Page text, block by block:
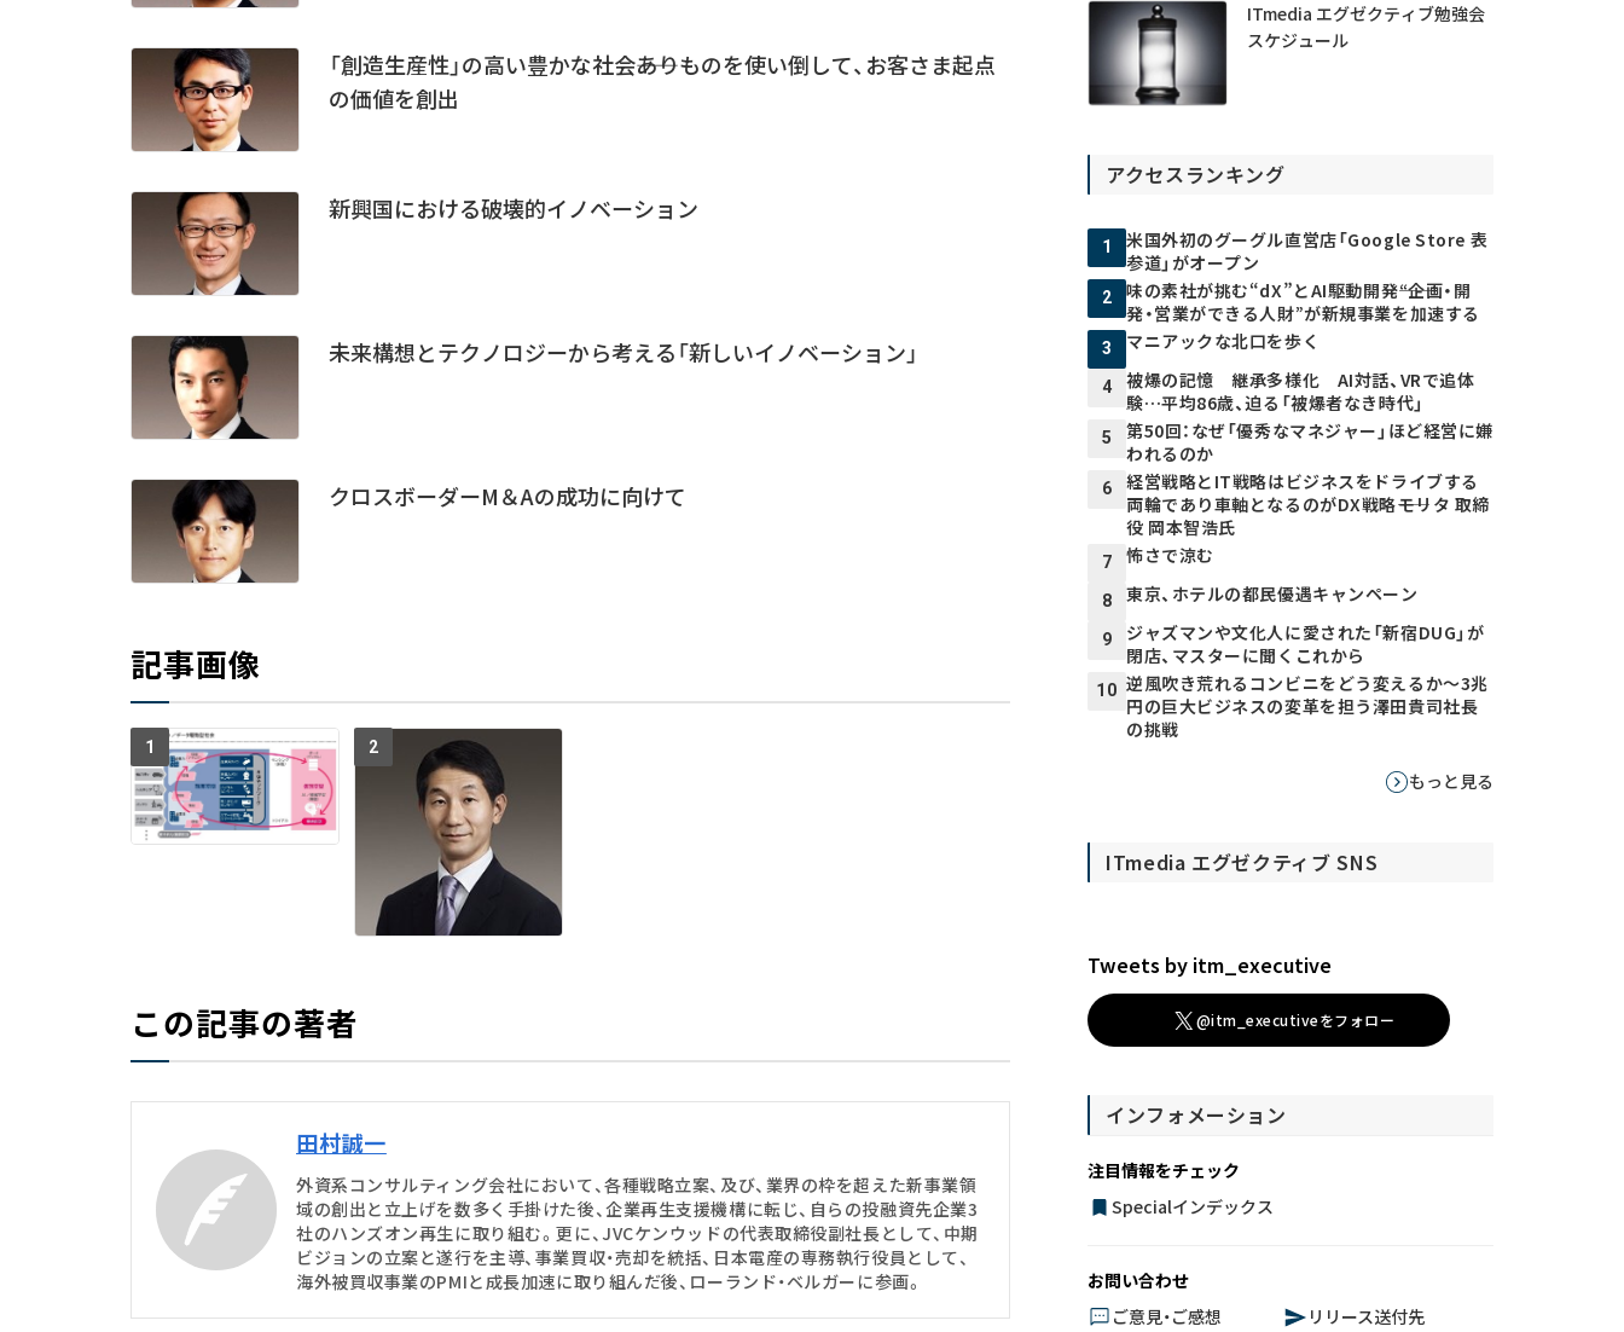
「創造生産性」の高い豊かな社会――ありものを使い倒して、お客さま起点
の価値を創出
新興国における破壊的イノベーション
未来構想とテクノロジーから考える「新しいイノベーション」
クロスボーダーM＆Aの成功に向けて
記事画像
1 2
この記事の著者
田村誠一
外資系コンサルティング会社において、各種戦略立案、及び、業界の枠を超えた新事業領
域の創出と立上げを数多く手掛けた後、企業再生支援機構に転じ、自らの投融資先企業3
社のハンズオン再生に取り組む。更に、JVCケンウッドの代表取締役副社長として、中期
ビジョンの立案と遂行を主導、事業買収・売却を統括、日本電産の専務執行役員として、
海外被買収事業のPMIと成長加速に取り組んだ後、ローランド・ベルガーに参画。
ITmedia エグゼクティブ勉強会
スケジュール
アクセスランキング
1
米国外初のグーグル直営店「Google Store 表
参道」がオープン
2
味の素社が挑む“dX”とAI駆動開発――“企画・開
発・営業ができる人財”が新規事業を加速する
3 マニアックな北口を歩く
4
被爆の記憶 継承多様化 AI対話、VRで追体
験…平均86歳、迫る「被爆者なき時代」
5
第50回：なぜ「優秀なマネジャー」ほど経営に嫌
われるのか
6
経営戦略とIT戦略はビジネスをドライブする
両輪であり車軸となるのがDX戦略――モリタ 取締
役 岡本智浩氏
7 怖さで涼む
8 東京、ホテルの都民優遇キャンペーン
9
ジャズマンや文化人に愛された「新宿DUG」が
閉店、マスターに聞くこれから
10 逆風吹き荒れるコンビニをどう変えるか～3兆
円の巨大ビジネスの変革を担う澤田貴司社長
の挑戦
もっと見る
ITmedia エグゼクティブ SNS
Tweets by itm_executive
@itm_executiveをフォロー
インフォメーション
注目情報をチェック
Specialインデックス
お問い合わせ
ご意見・ご感想
リリース送付先